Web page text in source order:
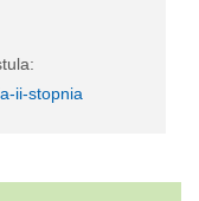
ii-stopnia